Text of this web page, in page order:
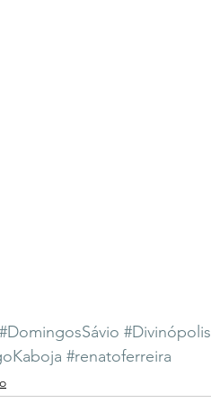
#DomingosSávio #Divinópolis
#renatoferreira